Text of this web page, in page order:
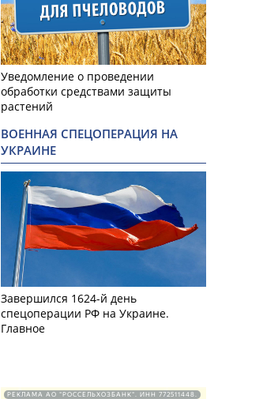
Уведомление о проведении
обработки средствами защиты
растений
ВОЕННАЯ СПЕЦОПЕРАЦИЯ НА
УКРАИНЕ
Завершился 1624-й день
спецоперации РФ на Украине.
Главное
РЕКЛАМА АО "РОССЕЛЬХОЗБАНК". ИНН 772511448.